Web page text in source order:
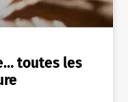
toutes les